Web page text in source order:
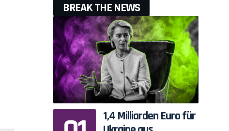
BREAK THE NEWS
1,4 Milliarden Euro für